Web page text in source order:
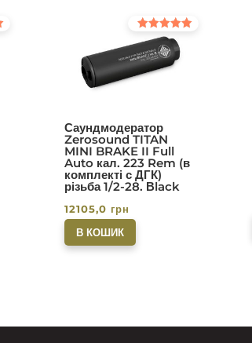
Саундмодератор
Zerosound TITAN
MINI BRAKE II Full
Auto кал. 223 Rem (в
комплекті с ДГК)
різьба 1/2-28. Вlack
Оцінено в
5.00
з 5
12105,0 грн
В КОШИК